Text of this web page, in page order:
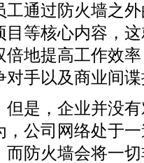
工通过防火墙之
目等核心内容，
倍地提高工作效
对手以及商业间
，企业并没有
，公司网络处于
而防火墙会将一